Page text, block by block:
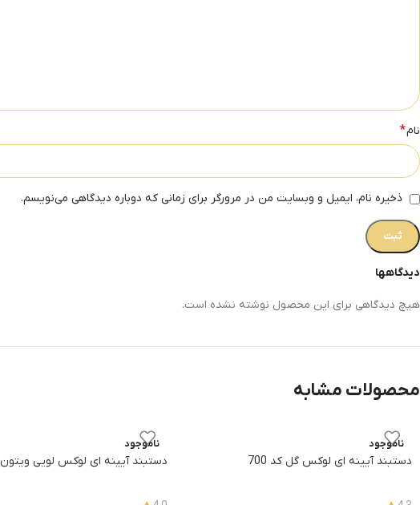
دیدگاهها
هیچ دیدگاهی برای این محصول نوشته نشده است.
نام*
ذخیره نام، ایمیل و وبسایت من در مرورگر برای زمانی که دوباره دیدگاهی می‌نویسم.
محصولات مشابه
ناموجود
دستبند آیینه ای لوکس گل کد 700
ناموجود
دستبند آیینه ای لوکس لویی ویتون